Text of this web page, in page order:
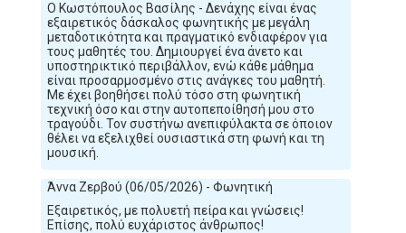
Ο Κωστόπουλος Βασίλης - Δενάχης είναι ένας
εξαιρετικός δάσκαλος φωνητικής με μεγάλη
μεταδοτικότητα και πραγματικό ενδιαφέρον για
τους μαθητές του. Δημιουργεί ένα άνετο και
υποστηρικτικό περιβάλλον, ενώ κάθε μάθημα
είναι προσαρμοσμένο στις ανάγκες του μαθητή.
Με έχει βοηθήσει πολύ τόσο στη φωνητική
τεχνική όσο και στην αυτοπεποίθησή μου στο
τραγούδι. Τον συστήνω ανεπιφύλακτα σε όποιον
θέλει να εξελιχθεί ουσιαστικά στη φωνή και τη
μουσική.
Άννα Ζερβού (06/05/2026) - Φωνητική
Εξαιρετικός, με πολυετή πείρα και γνώσεις!
Επίσης, πολύ ευχάριστος άνθρωπος!